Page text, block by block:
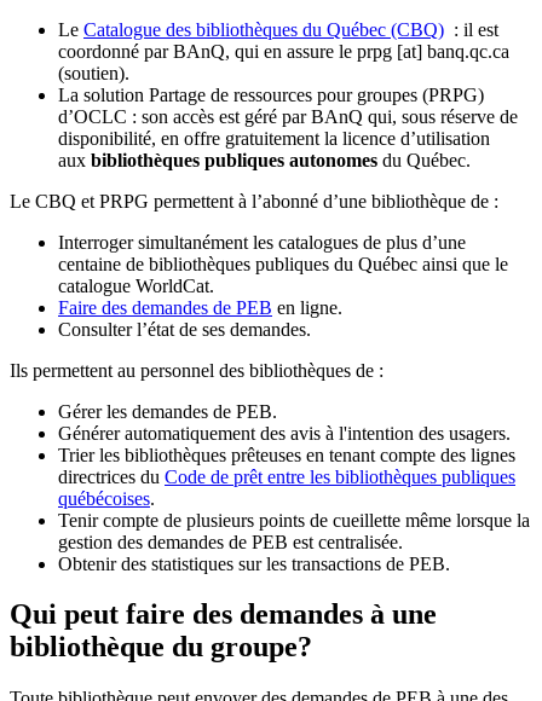
Le Catalogue des bibliothèques du Québec (CBQ) : il est
coordonné par BAnQ, qui en assure le prpg [at] banq.qc.ca
(soutien).
La solution Partage de ressources pour groupes (PRPG)
d’OCLC : son accès est géré par BAnQ qui, sous réserve de
disponibilité, en offre gratuitement la licence d’utilisation
aux bibliothèques publiques autonomes du Québec.
Le CBQ et PRPG permettent à l’abonné d’une bibliothèque de :
Interroger simultanément les catalogues de plus d’une
centaine de bibliothèques publiques du Québec ainsi que le
catalogue WorldCat.
Faire des demandes de PEB en ligne.
Consulter l’état de ses demandes.
Ils permettent au personnel des bibliothèques de :
Gérer les demandes de PEB.
Générer automatiquement des avis à l'intention des usagers.
Trier les bibliothèques prêteuses en tenant compte des lignes
directrices du Code de prêt entre les bibliothèques publiques
québécoises.
Tenir compte de plusieurs points de cueillette même lorsque la
gestion des demandes de PEB est centralisée.
Obtenir des statistiques sur les transactions de PEB.
Qui peut faire des demandes à une
bibliothèque du groupe?